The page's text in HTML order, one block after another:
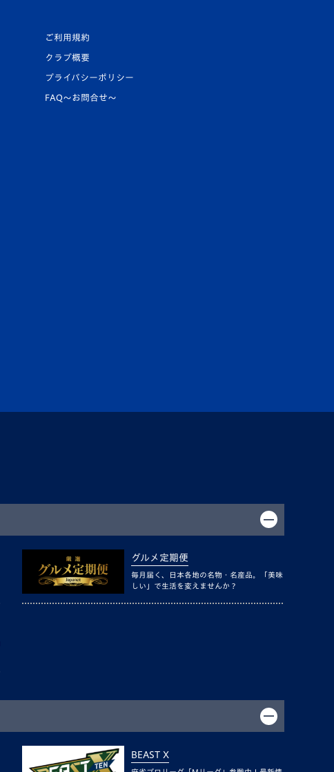
ご利用規約
クラブ概要
プライバシーポリシー
FAQ〜お問合せ〜
グルメ定期便
毎月届く、日本各地の名物・名産品。「美味
しい」で生活を変えませんか？
BEAST X